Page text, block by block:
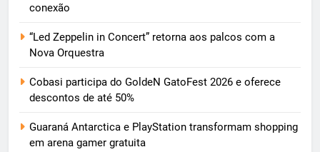
conexão
“Led Zeppelin in Concert” retorna aos palcos com a
Nova Orquestra
Cobasi participa do GoldeN GatoFest 2026 e oferece
descontos de até 50%
Guaraná Antarctica e PlayStation transformam shopping
em arena gamer gratuita